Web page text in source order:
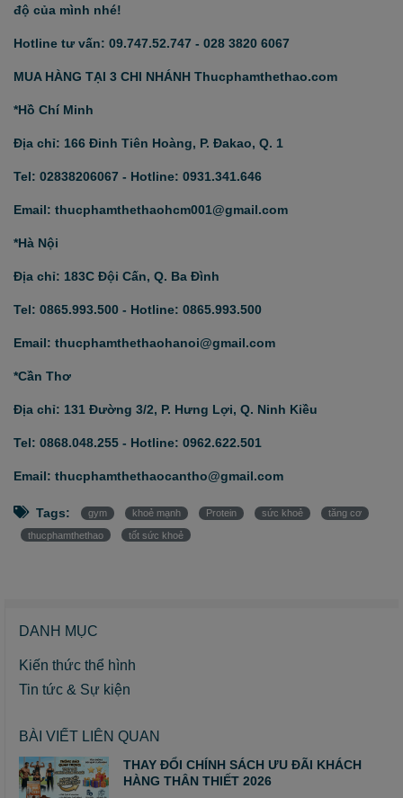
độ của mình nhé!
Hotline tư vấn: 09.747.52.747 - 028 3820 6067
MUA HÀNG TẠI 3 CHI NHÁNH Thucphamthethao.com
*Hồ Chí Minh
Địa chỉ: 166 Đinh Tiên Hoàng, P. Đakao, Q. 1
Tel: 02838206067 - Hotline: 0931.341.646
Email: thucphamthethaohcm001@gmail.com
*Hà Nội
Địa chỉ: 183C Đội Cấn, Q. Ba Đình
Tel: 0865.993.500 - Hotline: 0865.993.500
Email: thucphamthethaohanoi@gmail.com
*Cần Thơ
Địa chỉ: 131 Đường 3/2, P. Hưng Lợi, Q. Ninh Kiều
Tel: 0868.048.255 - Hotline: 0962.622.501
Email: thucphamthethaocantho@gmail.com
Tags: gym khoẻ mạnh Protein sức khoẻ tăng cơ
thucphamthethao tốt sức khoẻ
DANH MỤC
Kiến thức thể hình
Tin tức & Sự kiện
BÀI VIẾT LIÊN QUAN
THAY ĐỔI CHÍNH SÁCH ƯU ĐÃI KHÁCH
HÀNG THÂN THIẾT 2026